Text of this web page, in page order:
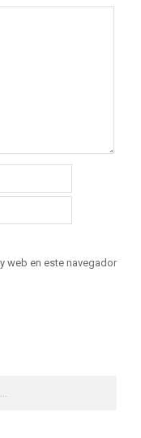
web en este navegador